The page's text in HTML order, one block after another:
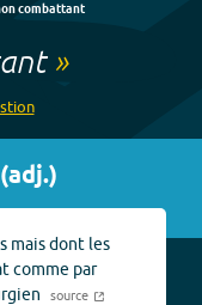
combattant
»
(adj.)
mais dont les
comme par
source